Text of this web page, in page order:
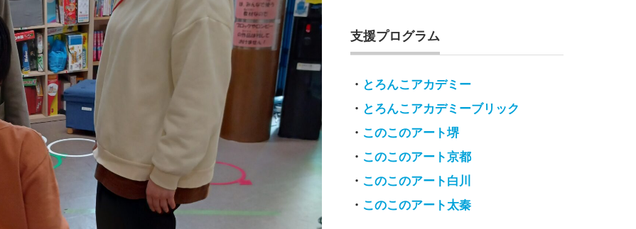
支援プログラム
・ とろんこアカデミー
・ とろんこアカデミーブリック
・ このこのアート堺
・ このこのアート京都
・ このこのアート白川
・ このこのアート太秦